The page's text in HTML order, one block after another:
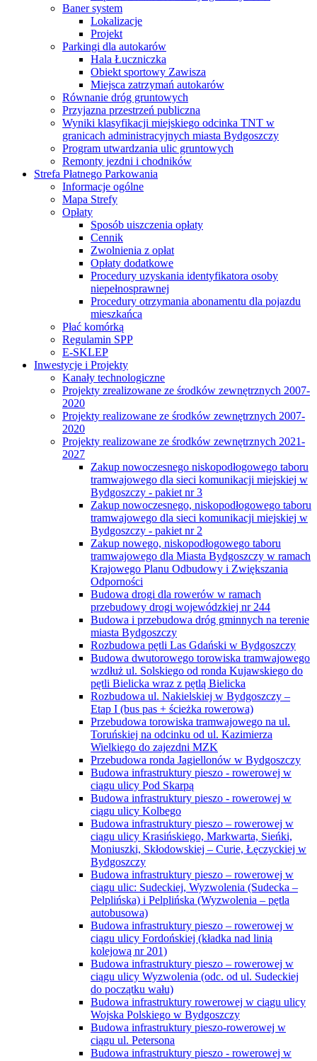
Baner system
Lokalizacje
Projekt
Parkingi dla autokarów
Hala Łuczniczka
Obiekt sportowy Zawisza
Miejsca zatrzymań autokarów
Równanie dróg gruntowych
Przyjazna przestrzeń publiczna
Wyniki klasyfikacji miejskiego odcinka TNT w
granicach administracyjnych miasta Bydgoszczy
Program utwardzania ulic gruntowych
Remonty jezdni i chodników
Strefa Płatnego Parkowania
Informacje ogólne
Mapa Strefy
Opłaty
Sposób uiszczenia opłaty
Cennik
Zwolnienia z opłat
Opłaty dodatkowe
Procedury uzyskania identyfikatora osoby
niepełnosprawnej
Procedury otrzymania abonamentu dla pojazdu
mieszkańca
Płać komórką
Regulamin SPP
E-SKLEP
Inwestycje i Projekty
Kanały technologiczne
Projekty zrealizowane ze środków zewnętrznych 2007-
2020
Projekty realizowane ze środków zewnętrznych 2007-
2020
Projekty realizowane ze środków zewnętrznych 2021-
2027
Zakup nowoczesnego niskopodłogowego taboru
tramwajowego dla sieci komunikacji miejskiej w
Bydgoszczy - pakiet nr 3
Zakup nowoczesnego, niskopodłogowego taboru
tramwajowego dla sieci komunikacji miejskiej w
Bydgoszczy - pakiet nr 2
Zakup nowego, niskopodłogowego taboru
tramwajowego dla Miasta Bydgoszczy w ramach
Krajowego Planu Odbudowy i Zwiększania
Odporności
Budowa drogi dla rowerów w ramach
przebudowy drogi wojewódzkiej nr 244
Budowa i przebudowa dróg gminnych na terenie
miasta Bydgoszczy
Rozbudowa pętli Las Gdański w Bydgoszczy
Budowa dwutorowego torowiska tramwajowego
wzdłuż ul. Solskiego od ronda Kujawskiego do
pętli Bielicka wraz z pętlą Bielicka
Rozbudowa ul. Nakielskiej w Bydgoszczy –
Etap I (bus pas + ścieżka rowerowa)
Przebudowa torowiska tramwajowego na ul.
Toruńskiej na odcinku od ul. Kazimierza
Wielkiego do zajezdni MZK
Przebudowa ronda Jagiellonów w Bydgoszczy
Budowa infrastruktury pieszo - rowerowej w
ciągu ulicy Pod Skarpą
Budowa infrastruktury pieszo - rowerowej w
ciągu ulicy Kolbego
Budowa infrastruktury pieszo – rowerowej w
ciągu ulicy Krasińskiego, Markwarta, Sieńki,
Moniuszki, Skłodowskiej – Curie, Łęczyckiej w
Bydgoszczy
Budowa infrastruktury pieszo – rowerowej w
ciągu ulic: Sudeckiej, Wyzwolenia (Sudecka –
Pelplińska) i Pelplińska (Wyzwolenia – pętla
autobusowa)
Budowa infrastruktury pieszo – rowerowej w
ciągu ulicy Fordońskiej (kładka nad linią
kolejową nr 201)
Budowa infrastruktury pieszo – rowerowej w
ciągu ulicy Wyzwolenia (odc. od ul. Sudeckiej
do początku wału)
Budowa infrastruktury rowerowej w ciągu ulicy
Wojska Polskiego w Bydgoszczy
Budowa infrastruktury pieszo-rowerowej w
ciągu ul. Petersona
Budowa infrastruktury pieszo - rowerowej w